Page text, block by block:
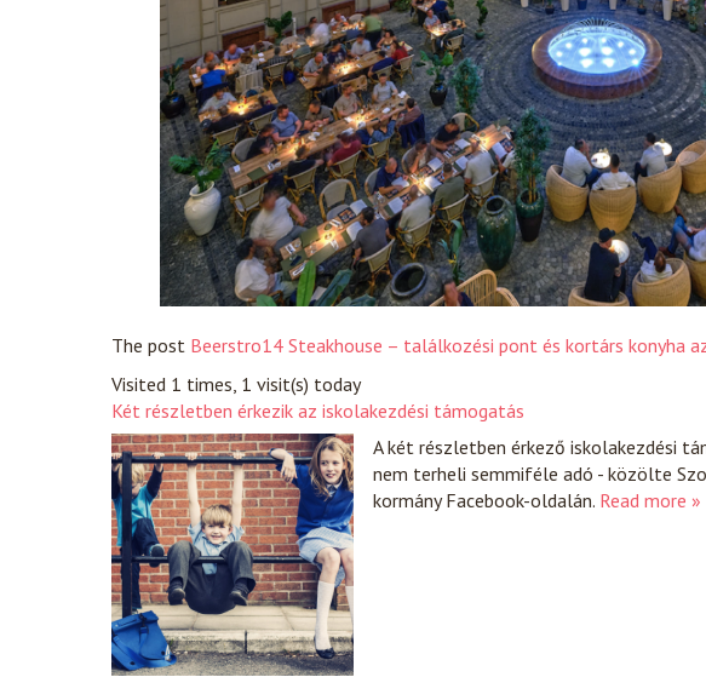
The post Beerstro14 Steakhouse – találkozési pont és kortárs konyha
Visited 1 times, 1 visit(s) today
Két részletben érkezik az iskolakezdési támogatás
A két részletben érkező iskolakezdési
nem terheli semmiféle adó - közölte
kormány Facebook-oldalán. Read more »